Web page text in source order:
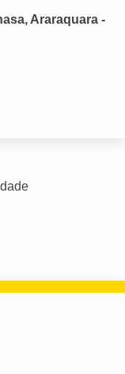
Araraquara -